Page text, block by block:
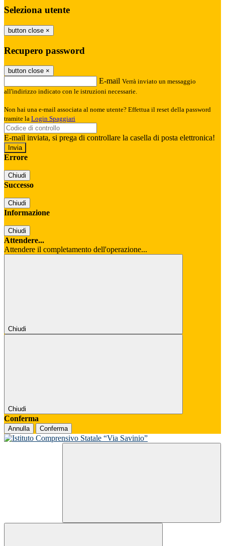
Seleziona utente
button close ×
Recupero password
button close ×
E-mail Verrà inviato un messaggio
all'indirizzo indicato con le istruzioni necessarie.
Non hai una e-mail associata al nome utente? Effettua il reset della password
tramite la Login Spaggiari
E-mail inviata, si prega di controllare la casella di posta elettronica!
Errore
Chiudi
Successo
Chiudi
Informazione
Chiudi
Attendere...
Attendere il completamento dell'operazione...
Chiudi
Chiudi
Conferma
Annulla Conferma